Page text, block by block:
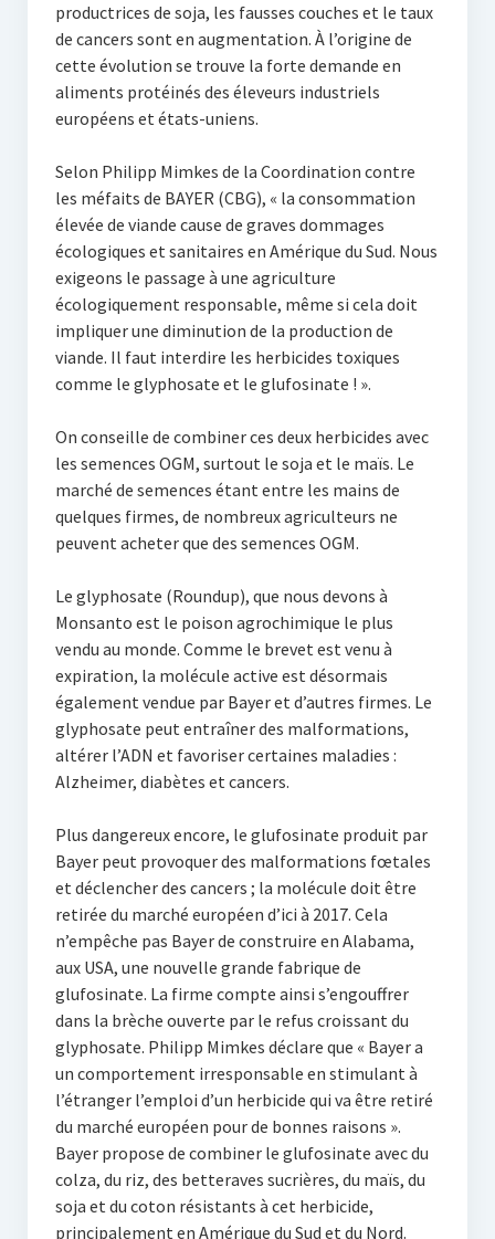
productrices de soja, les fausses couches et le taux
de cancers sont en augmentation. À l’origine de
cette évolution se trouve la forte demande en
aliments protéinés des éleveurs industriels
européens et états-uniens.
Selon Philipp Mimkes de la Coordination contre
les méfaits de BAYER (CBG), « la consommation
élevée de viande cause de graves dommages
écologiques et sanitaires en Amérique du Sud. Nous
exigeons le passage à une agriculture
écologiquement responsable, même si cela doit
impliquer une diminution de la production de
viande. Il faut interdire les herbicides toxiques
comme le glyphosate et le glufosinate ! ».
On conseille de combiner ces deux herbicides avec
les semences OGM, surtout le soja et le maïs. Le
marché de semences étant entre les mains de
quelques firmes, de nombreux agriculteurs ne
peuvent acheter que des semences OGM.
Le glyphosate (Roundup), que nous devons à
Monsanto est le poison agrochimique le plus
vendu au monde. Comme le brevet est venu à
expiration, la molécule active est désormais
également vendue par Bayer et d’autres firmes. Le
glyphosate peut entraîner des malformations,
altérer l’ADN et favoriser certaines maladies :
Alzheimer, diabètes et cancers.
Plus dangereux encore, le glufosinate produit par
Bayer peut provoquer des malformations fœtales
et déclencher des cancers ; la molécule doit être
retirée du marché européen d’ici à 2017. Cela
n’empêche pas Bayer de construire en Alabama,
aux USA, une nouvelle grande fabrique de
glufosinate. La firme compte ainsi s’engouffrer
dans la brèche ouverte par le refus croissant du
glyphosate. Philipp Mimkes déclare que « Bayer a
un comportement irresponsable en stimulant à
l’étranger l’emploi d’un herbicide qui va être retiré
du marché européen pour de bonnes raisons ».
Bayer propose de combiner le glufosinate avec du
colza, du riz, des betteraves sucrières, du maïs, du
soja et du coton résistants à cet herbicide,
principalement en Amérique du Sud et du Nord.